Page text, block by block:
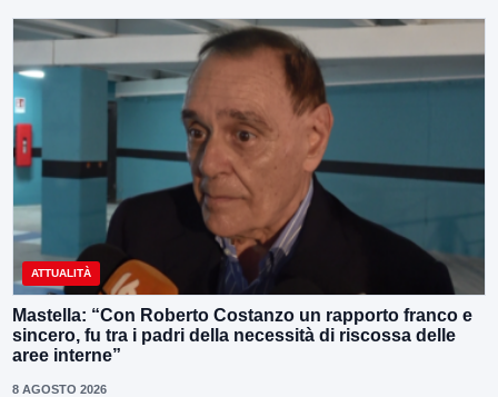
ATTUALITÀ
Mastella: “Con Roberto Costanzo un rapporto franco e
sincero, fu tra i padri della necessità di riscossa delle
aree interne”
8 AGOSTO 2026